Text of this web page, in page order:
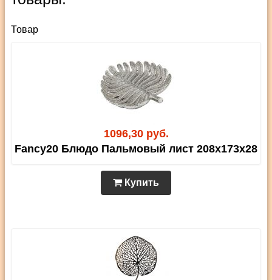
Товар
1096,30 руб.
Fancy20 Блюдо Пальмовый лист 208x173x28
Купить